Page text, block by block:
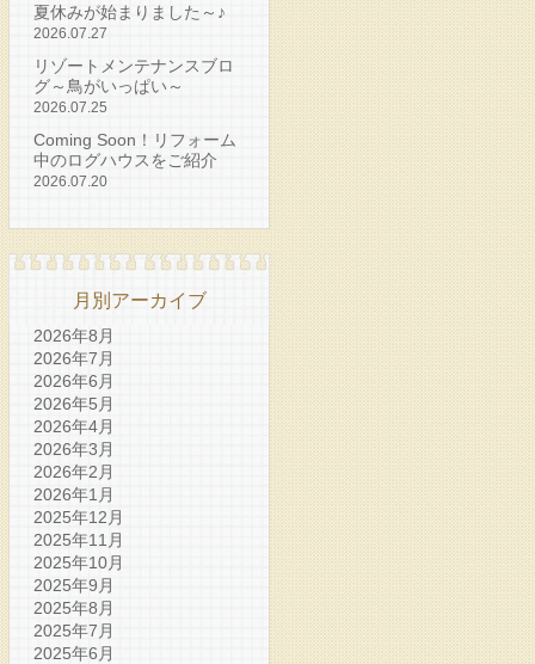
夏休みが始まりました～♪
2026.07.27
リゾートメンテナンスブロ
グ～鳥がいっぱい～
2026.07.25
Coming Soon！リフォーム
中のログハウスをご紹介
2026.07.20
月別アーカイブ
2026年8月
2026年7月
2026年6月
2026年5月
2026年4月
2026年3月
2026年2月
2026年1月
2025年12月
2025年11月
2025年10月
2025年9月
2025年8月
2025年7月
2025年6月